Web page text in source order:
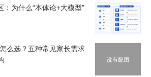
为什么“本体论+大模型”
么选？五种常见家长需求